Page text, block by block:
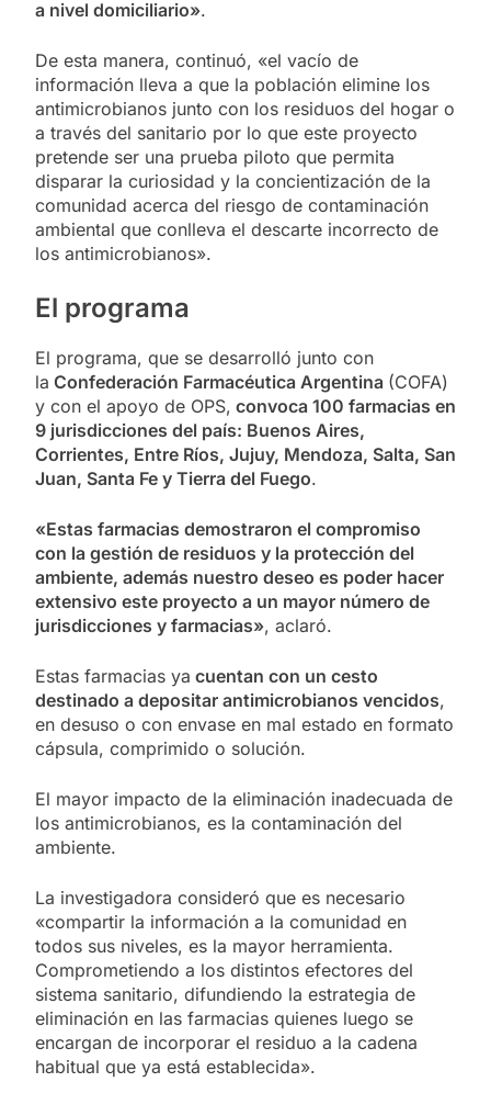
a nivel domiciliario».
De esta manera, continuó, «el vacío de
información lleva a que la población elimine los
antimicrobianos junto con los residuos del hogar o
a través del sanitario por lo que este proyecto
pretende ser una prueba piloto que permita
disparar la curiosidad y la concientización de la
comunidad acerca del riesgo de contaminación
ambiental que conlleva el descarte incorrecto de
los antimicrobianos».
El programa
El programa, que se desarrolló junto con
la Confederación Farmacéutica Argentina (COFA)
y con el apoyo de OPS, convoca 100 farmacias en
9 jurisdicciones del país: Buenos Aires,
Corrientes, Entre Ríos, Jujuy, Mendoza, Salta, San
Juan, Santa Fe y Tierra del Fuego.
«Estas farmacias demostraron el compromiso
con la gestión de residuos y la protección del
ambiente, además nuestro deseo es poder hacer
extensivo este proyecto a un mayor número de
jurisdicciones y farmacias», aclaró.
Estas farmacias ya cuentan con un cesto
destinado a depositar antimicrobianos vencidos,
en desuso o con envase en mal estado en formato
cápsula, comprimido o solución.
El mayor impacto de la eliminación inadecuada de
los antimicrobianos, es la contaminación del
ambiente.
La investigadora consideró que es necesario
«compartir la información a la comunidad en
todos sus niveles, es la mayor herramienta.
Comprometiendo a los distintos efectores del
sistema sanitario, difundiendo la estrategia de
eliminación en las farmacias quienes luego se
encargan de incorporar el residuo a la cadena
habitual que ya está establecida».